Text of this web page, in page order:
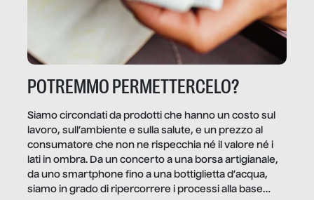
POTREMMO PERMETTERCELO?
Siamo circondati da prodotti che hanno un costo sul
lavoro, sull’ambiente e sulla salute, e un prezzo al
consumatore che non ne rispecchia né il valore né i
lati in ombra. Da un concerto a una borsa artigianale,
da uno smartphone fino a una bottiglietta d’acqua,
siamo in grado di ripercorrere i processi alla base